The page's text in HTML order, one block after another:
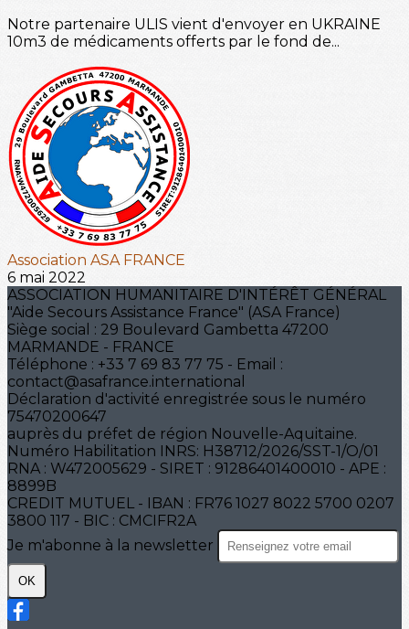
Notre partenaire ULIS vient d'envoyer en UKRAINE
10m3 de médicaments offerts par le fond de...
Association ASA FRANCE
6 mai 2022
ASSOCIATION HUMANITAIRE D'INTÉRÊT GÉNÉRAL
"Aide Secours Assistance France" (ASA France)
Siège social : 29 Boulevard Gambetta 47200
MARMANDE - FRANCE
Téléphone : +33 7 69 83 77 75 - Email :
contact@asafrance.international
Déclaration d'activité enregistrée sous le numéro
75470200647
auprès du préfet de région Nouvelle-Aquitaine.
Numéro Habilitation INRS: H38712/2026/SST-1/O/01
RNA : W472005629 - SIRET : 91286401400010 - APE :
8899B
CREDIT MUTUEL - IBAN : FR76 1027 8022 5700 0207
3800 117 - BIC : CMCIFR2A
Je m'abonne à la newsletter
OK